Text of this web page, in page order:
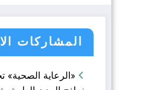
المشاركات
«الرعاية الصحية»